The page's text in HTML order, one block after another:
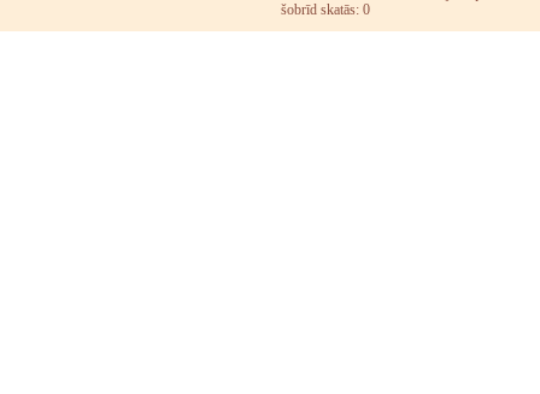
šobrīd skatās: 0